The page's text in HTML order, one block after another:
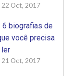
22 Oct, 2017
6 biografias de
você precisa
ler
21 Oct, 2017